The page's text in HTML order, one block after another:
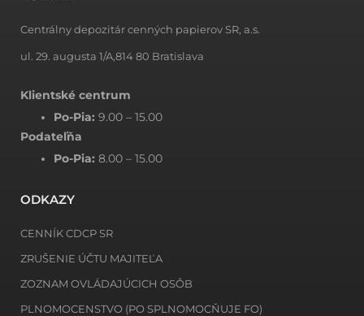
Centrálny depozitár cenných papierov SR, a.s.
ul. 29. augusta 1/A,814 80 Bratislava
Klientské centrum
Po-Pia: 9.00 – 15.00
Podateľňa
Po-Pia:8.00 – 15.00
ODKAZY
CENNÍK CDCP SR
ZRUŠENIE ÚČTU MAJITEĽA
ZOZNAM OVLÁDAJÚCICH OSÔB
PLNOMOCENSTVO (PO SPLNOMOCŇUJE FO)